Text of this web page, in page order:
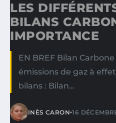
LES
BILANS
IMPORTANCE
EN BREF Bilan
émissions de gaz à
bilans : Bilan…
INÈS CARON•16